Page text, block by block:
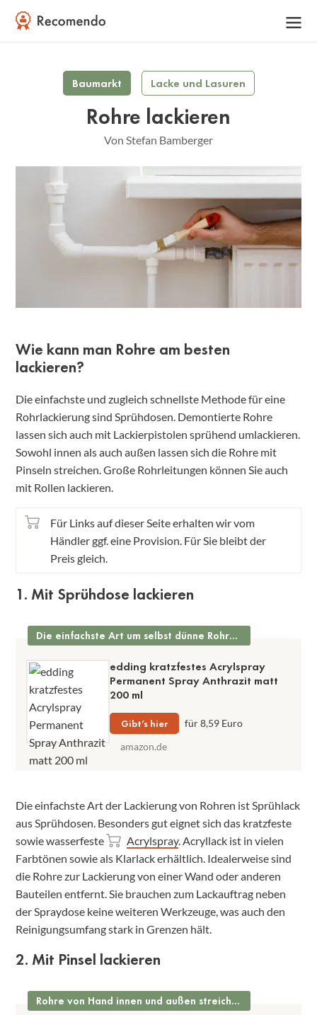
Baumarkt Lacke und Lasuren
Rohre lackieren
Von Stefan Bamberger
Wie kann man Rohre am besten
lackieren?
Die einfachste und zugleich schnellste Methode für eine
Rohrlackierung sind Sprühdosen. Demontierte Rohre
lassen sich auch mit Lackierpistolen sprühend umlackieren.
Sowohl innen als auch außen lassen sich die Rohre mit
Pinseln streichen. Große Rohrleitungen können Sie auch
mit Rollen lackieren.
Für Links auf dieser Seite erhalten wir vom
Händler ggf. eine Provision. Für Sie bleibt der
Preis gleich.
1. Mit Sprühdose lackieren
Die einfachste Art um selbst dünne Rohre zu lackieren
edding kratzfestes Acrylspray
Permanent Spray Anthrazit matt
200 ml
Gibt’s hier
für 8,59 Euro
amazon.de
Die einfachste Art der Lackierung von Rohren ist Sprühlack
aus Sprühdosen. Besonders gut eignet sich das kratzfeste
sowie wasserfeste
Acrylspray. Acryllack ist in vielen
Farbtönen sowie als Klarlack erhältlich. Idealerweise sind
die Rohre zur Lackierung von einer Wand oder anderen
Bauteilen entfernt. Sie brauchen zum Lackauftrag neben
der Spraydose keine weiteren Werkzeuge, was auch den
Reinigungsumfang stark in Grenzen hält.
2. Mit Pinsel lackieren
Rohre von Hand innen und außen streichen